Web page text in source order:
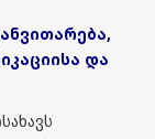
,
და